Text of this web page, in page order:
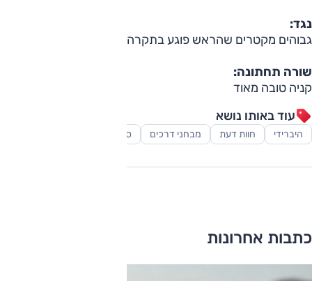
נגד:
גבוהים מקטרים שהראש פוגע בתקרה
שורה תחתונה:
קניה טובה מאוד
עוד באותו נושא
היברידי חוות דעת מבחני דרכים סקירות
כתבות אחרונות